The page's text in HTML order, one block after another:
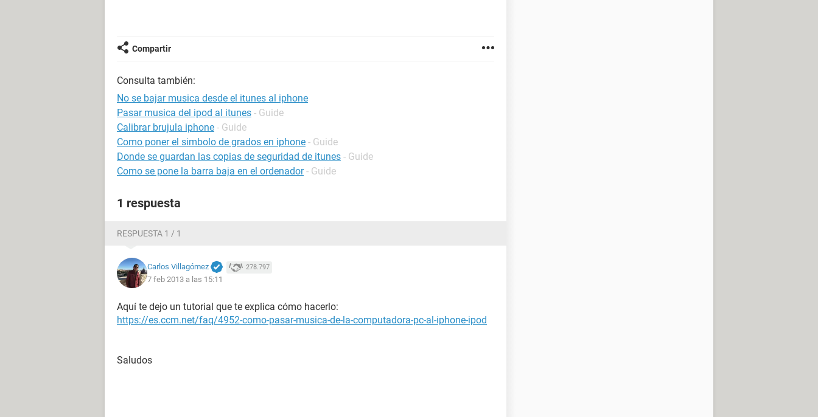
Compartir
Consulta también:
No se bajar musica desde el itunes al iphone
Pasar musica del ipod al itunes - Guide
Calibrar brujula iphone - Guide
Como poner el simbolo de grados en iphone - Guide
Donde se guardan las copias de seguridad de itunes - Guide
Como se pone la barra baja en el ordenador - Guide
1 respuesta
RESPUESTA 1 / 1
Carlos Villagómez 278.797
7 feb 2013 a las 15:11
Aquí te dejo un tutorial que te explica cómo hacerlo:
https://es.ccm.net/faq/4952-como-pasar-musica-de-la-computadora-pc-al-iphone-ipod
Saludos